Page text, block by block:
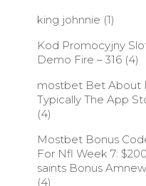
king johnnie (1)
Kod Promocyjny
Demo Fire – 316(4)
‎mostbet Bet About
Typically The App
(4)
Mostbet Bonus
For Nfl Week 7:
saints Bonus
(4)